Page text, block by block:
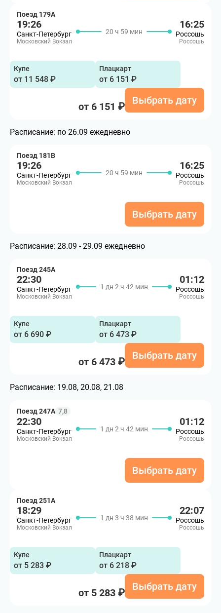
Поезд 179А
19:26
Санкт-Петербург
Московский Вокзал
20 ч 59 мин
16:25
Россошь
Россошь
Купе
от 11 548 ₽
Плацкарт
от 6 151 ₽
от 6 151 ₽
Выбрать дату
Расписание: по 26.09 ежедневно
Поезд 181В
19:26
Санкт-Петербург
Московский Вокзал
20 ч 59 мин
16:25
Россошь
Россошь
Выбрать дату
Расписание: 28.09 - 29.09 ежедневно
Поезд 245А
22:30
Санкт-Петербург
Московский Вокзал
1 дн 2 ч 42 мин
01:12
Россошь
Россошь
Купе
от 6 690 ₽
Плацкарт
от 6 473 ₽
от 6 473 ₽
Выбрать дату
Расписание: 19.08, 20.08, 21.08
Поезд 247А 7,8
22:30
Санкт-Петербург
Московский Вокзал
1 дн 2 ч 42 мин
01:12
Россошь
Россошь
Выбрать дату
Поезд 251А
18:29
Санкт-Петербург
Московский Вокзал
1 дн 3 ч 38 мин
22:07
Россошь
Россошь
Купе
от 5 283 ₽
Плацкарт
от 6 218 ₽
от 5 283 ₽
Выбрать дату